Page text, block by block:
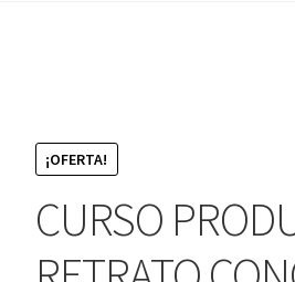
¡OFERTA!
CURSO